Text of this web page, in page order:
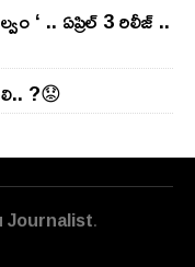
‘ .. ఏప్రిల్ 3 రిలీజ్ ..
?😟
Journalist.